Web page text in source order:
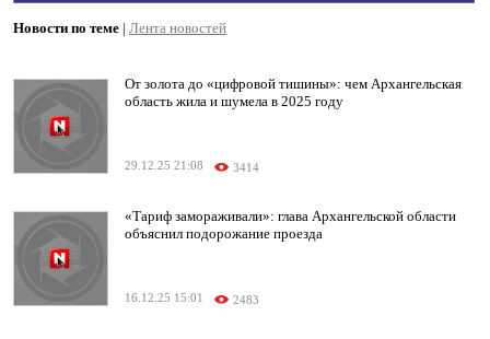
Новости по теме | Лента новостей
От золота до «цифровой тишины»: чем Архангельская
область жила и шумела в 2025 году
29.12.25 21:08 3414
«Тариф замораживали»: глава Архангельской области
объяснил подорожание проезда
16.12.25 15:01 2483